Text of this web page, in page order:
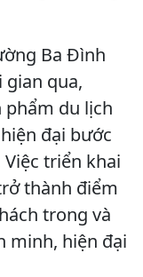
Ba Đình
gian qua,
du lịch
đại bước
triển khai
thành điểm
trong và
minh, hiện đại